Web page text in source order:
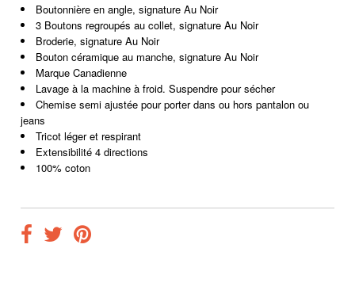
Boutonnière en angle, signature Au Noir
3 Boutons regroupés au collet, signature Au Noir
Broderie, signature Au Noir
Bouton céramique au manche, signature Au Noir
Marque Canadienne
Lavage à la machine à froid. Suspendre pour sécher
Chemise semi ajustée pour porter dans ou hors pantalon ou
jeans
Tricot léger et respirant
Extensibilité 4 directions
100% coton